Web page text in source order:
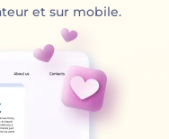
et sur mobile.